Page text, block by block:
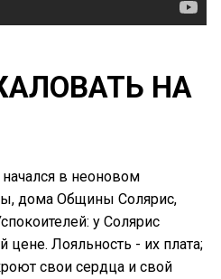
НА
в неоновом
дома Общины Солярис,
у Солярис
цене. Лояльность - их плата;
свои сердца и свой